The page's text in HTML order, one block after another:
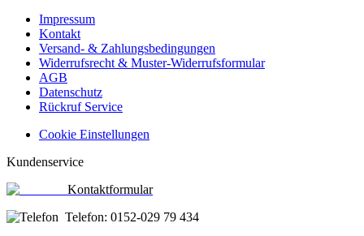
Impressum
Kontakt
Versand- & Zahlungsbedingungen
Widerrufsrecht & Muster-Widerrufsformular
AGB
Datenschutz
Rückruf Service
Cookie Einstellungen
Kundenservice
Kontaktformular
Telefon: 0152-029 79 434